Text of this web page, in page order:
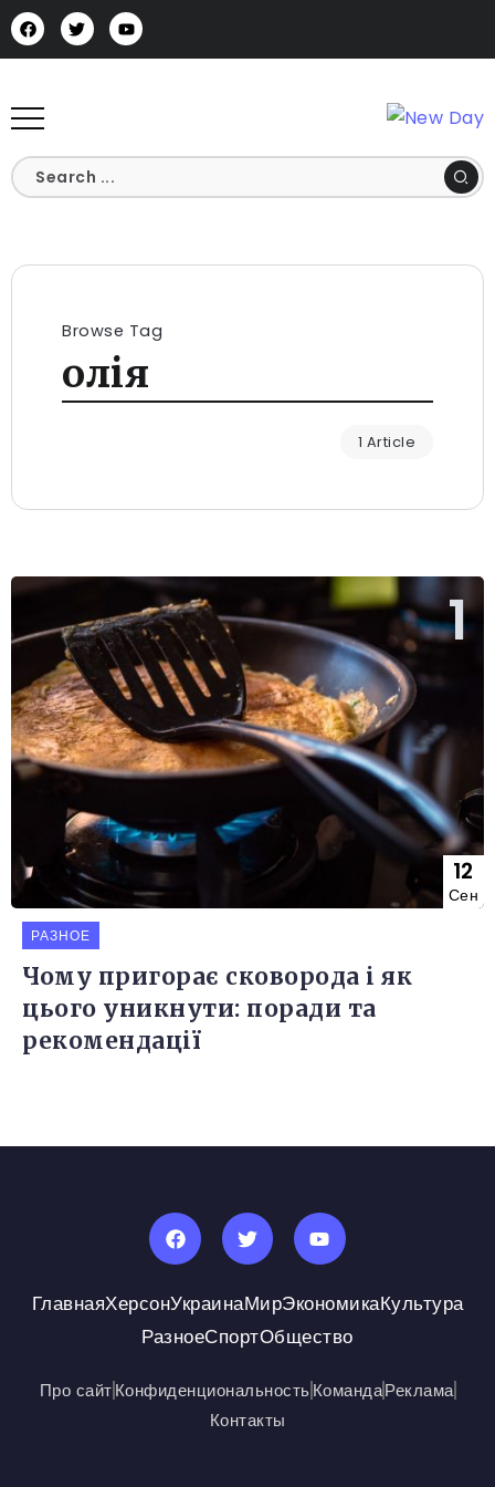
Browse Tag
олія
1 Article
12
Сен
РАЗНОЕ
Чому пригорає сковорода і як
цього уникнути: поради та
рекомендації
ГлавнаяХерсонУкраинаМирЭкономикаКультура
РазноеСпортОбщество
Про сайтКонфиденциональностьКомандаРеклама
Контакты